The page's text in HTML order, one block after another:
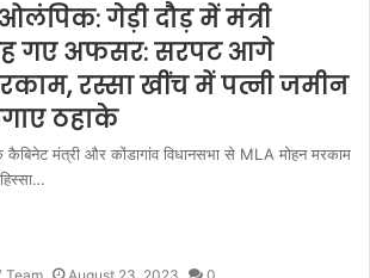
गेड़ी दौड़ में मंत्री
गए अफसर: सरपट आगे
रस्सा खींच में पत्नी जमीन
ठहाके
मंत्री और कोंडागांव विधानसभा से MLA मोहन मरकाम